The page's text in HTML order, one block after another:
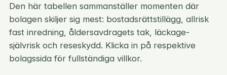
Den här tabellen sammanställer momenten där
bolagen skiljer sig mest: bostadsrättstillägg, allrisk
fast inredning, åldersavdragets tak, läckage-
självrisk och reseskydd. Klicka in på respektive
bolagssida för fullständiga villkor.